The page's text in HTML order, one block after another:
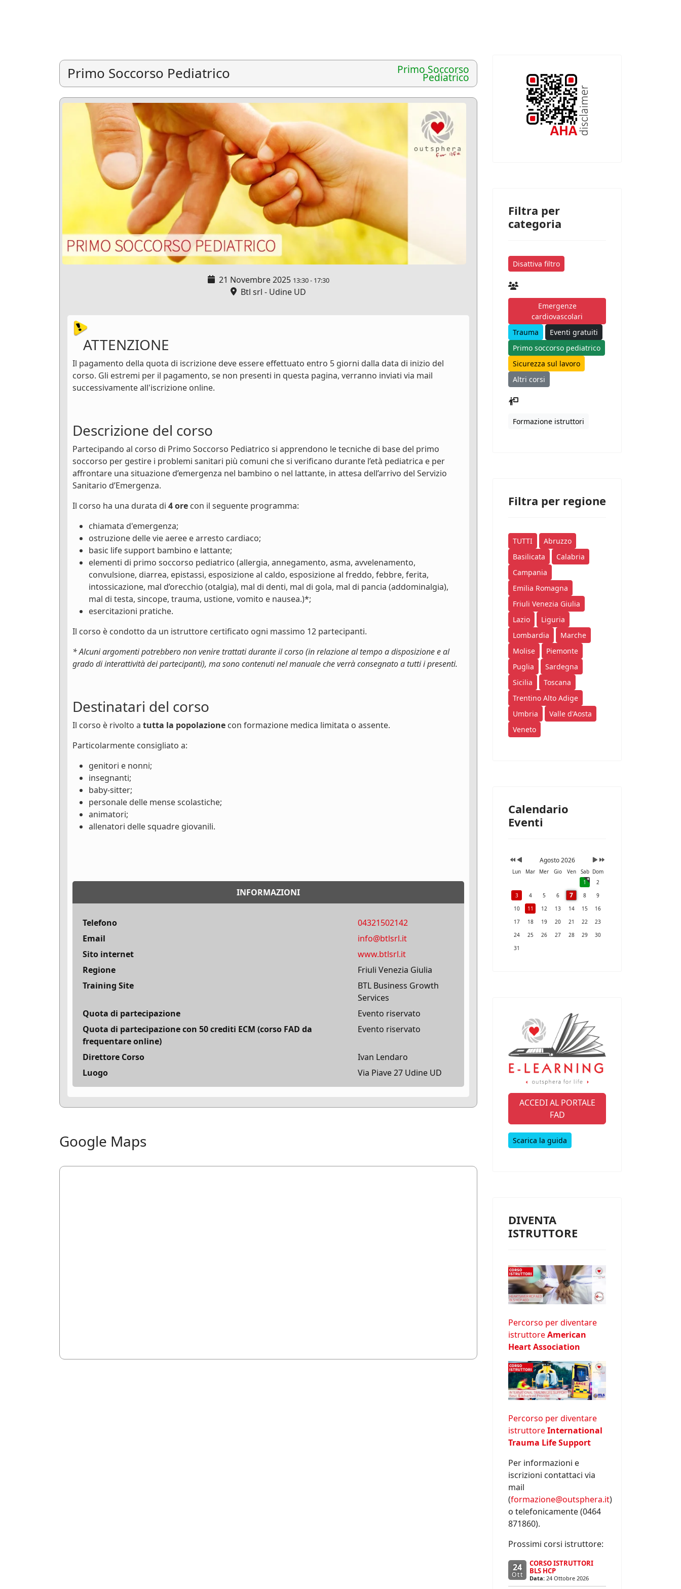
Primo Soccorso Pediatrico Primo Soccorso
Pediatrico
21 Novembre 2025 13:30- 17:30
Btl srl - Udine UD
ATTENZIONE
Il pagamento della quota di iscrizione deve essere effettuato entro 5 giorni dalla data di inizio del
corso. Gli estremi per il pagamento, se non presenti in questa pagina, verranno inviati via mail
successivamente all'iscrizione online.
Descrizione del corso
Partecipando al corso di Primo Soccorso Pediatrico si apprendono le tecniche di base del primo
soccorso per gestire i problemi sanitari più comuni che si verificano durante l’età pediatrica e per
affrontare una situazione d’emergenza nel bambino o nel lattante, in attesa dell’arrivo del Servizio
Sanitario d’Emergenza.
Il corso ha una durata di 4 ore con il seguente programma:
chiamata d'emergenza;
ostruzione delle vie aeree e arresto cardiaco;
basic life support bambino e lattante;
elementi di primo soccorso pediatrico (allergia, annegamento, asma, avvelenamento,
convulsione, diarrea, epistassi, esposizione al caldo, esposizione al freddo, febbre, ferita,
intossicazione, mal d’orecchio (otalgia), mal di denti, mal di gola, mal di pancia (addominalgia),
mal di testa, sincope, trauma, ustione, vomito e nausea.)*;
esercitazioni pratiche.
Il corso è condotto da un istruttore certificato ogni massimo 12 partecipanti.
* Alcuni argomenti potrebbero non venire trattati durante il corso (in relazione al tempo a disposizione e al
grado di interattività dei partecipanti), ma sono contenuti nel manuale che verrà consegnato a tutti i presenti.
Destinatari del corso
Il corso è rivolto a tutta la popolazione con formazione medica limitata o assente.
Particolarmente consigliato a:
genitori e nonni;
insegnanti;
baby-sitter;
personale delle mense scolastiche;
animatori;
allenatori delle squadre giovanili.
INFORMAZIONI
Telefono
04321502142
Email
info@btlsrl.it
Sito internet
www.btlsrl.it
Regione
Friuli Venezia Giulia
Training Site
BTL Business Growth
Services
Quota di partecipazione
Evento riservato
Quota di partecipazione con 50 crediti ECM (corso FAD da
frequentare online)
Evento riservato
Direttore Corso
Ivan Lendaro
Luogo
Via Piave 27 Udine UD
Google Maps
Filtra per
categoria
Disattiva filtro
Emergenze
cardiovascolari
Trauma
Eventi gratuiti
Primo soccorso pediatrico
Sicurezza sul lavoro
Altri corsi
Formazione istruttori
Filtra per regione
TUTTI
Abruzzo
Basilicata
Calabria
Campania
Emilia Romagna
Friuli Venezia Giulia
Lazio
Liguria
Lombardia
Marche
Molise
Piemonte
Puglia
Sardegna
Sicilia
Toscana
Trentino Alto Adige
Umbria
Valle d'Aosta
Veneto
Calendario
Eventi
Agosto 2026
Lun Mar Mer Gio Ven Sab Dom
1
2
3
4 5 6 7 8
9
10
11 12 13 14 15
16
17
18 19 20 21 22
23
24
25 26 27 28 29
30
31
ACCEDI AL PORTALE
FAD
Scarica la guida
DIVENTA
ISTRUTTORE
Percorso per diventare
istruttoreAmerican
Heart Association
Percorso per diventare
istruttoreInternational
Trauma Life Support
Per informazioni e
iscrizioni contattaci via
mail
(formazione@outsphera.it)
o telefonicamente (0464
871860).
Prossimi corsi istruttore:
24
Ott
CORSO ISTRUTTORI
BLS HCP
Data: 24 Ottobre 2026